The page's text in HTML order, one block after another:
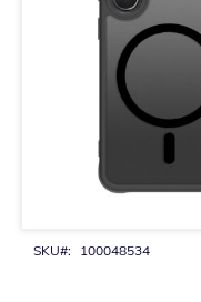
SKU 100048534